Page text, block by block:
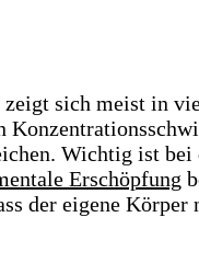
sich meist in
Wichtig ist
Erschöpfung
der eigene